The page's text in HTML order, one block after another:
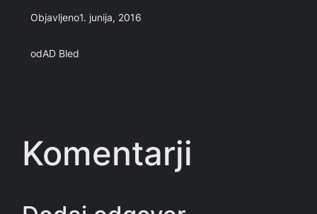
Objavljeno1. junija, 2016
odAD Bled
Komentarji